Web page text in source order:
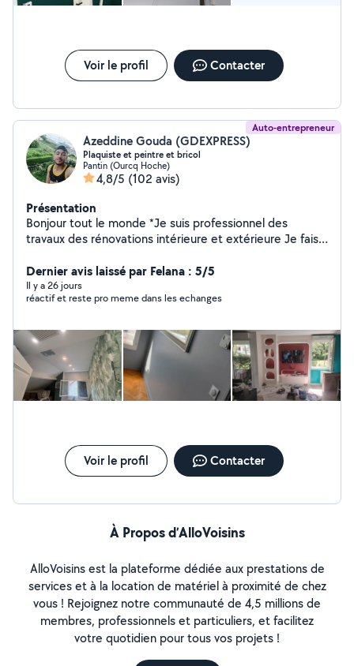
intéressant. Je suis très heureux, mon appartement est
Voir le profil Contacter
Auto-entrepreneur
Azeddine Gouda (GDEXPRESS)
Plaquiste et peintre et bricol
Pantin (Ourcq Hoche)
4,8/5 (102 avis)
Présentation
Bonjour tout le monde *Je suis professionnel des
travaux des rénovations intérieure et extérieure Je fais
parquet lino papier peint... *Rénovation salle de bain
*Isolation extérieure *tous travaux de maçonnerie
(dalle,parpaing,....) *Travail propre et professionnel
vous bon journée
Dernier avis laissé par Felana : 5/5
Il y a 26 jours
réactif et reste pro meme dans les echanges
Voir le profil Contacter
À Propos d’AlloVoisins
AlloVoisins est la plateforme dédiée aux prestations de
services et à la location de matériel à proximité de chez
vous ! Rejoignez notre communauté de 4,5 millions de
membres, professionnels et particuliers, et facilitez
votre quotidien pour tous vos projets !